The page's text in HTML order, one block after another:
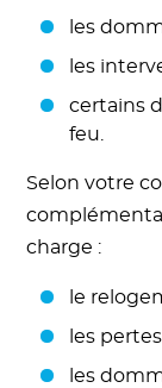
les
les
certains
feu.
Selon votre
charge :
le
les
les